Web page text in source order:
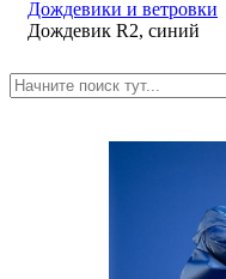
Дождевики и ветровки
Дождевик R2, синий